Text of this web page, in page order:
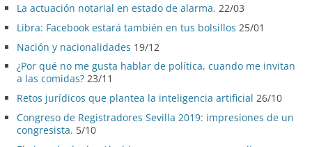
La actuación notarial en estado de alarma. 22/03
Libra: Facebook estará también en tus bolsillos 25/01
Nación y nacionalidades 19/12
¿Por qué no me gusta hablar de política, cuando me invitan
a las comidas? 23/11
Retos jurídicos que plantea la inteligencia artificial 26/10
Congreso de Registradores Sevilla 2019: impresiones de un
congresista. 5/10